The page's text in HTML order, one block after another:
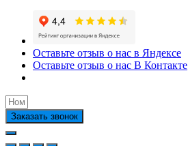
Оставьте отзыв о нас в Яндексе
Оставьте отзыв о нас В Контакте
Заказать звонок